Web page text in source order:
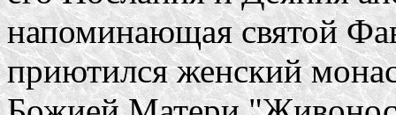
напоминающая святой
приютился женский